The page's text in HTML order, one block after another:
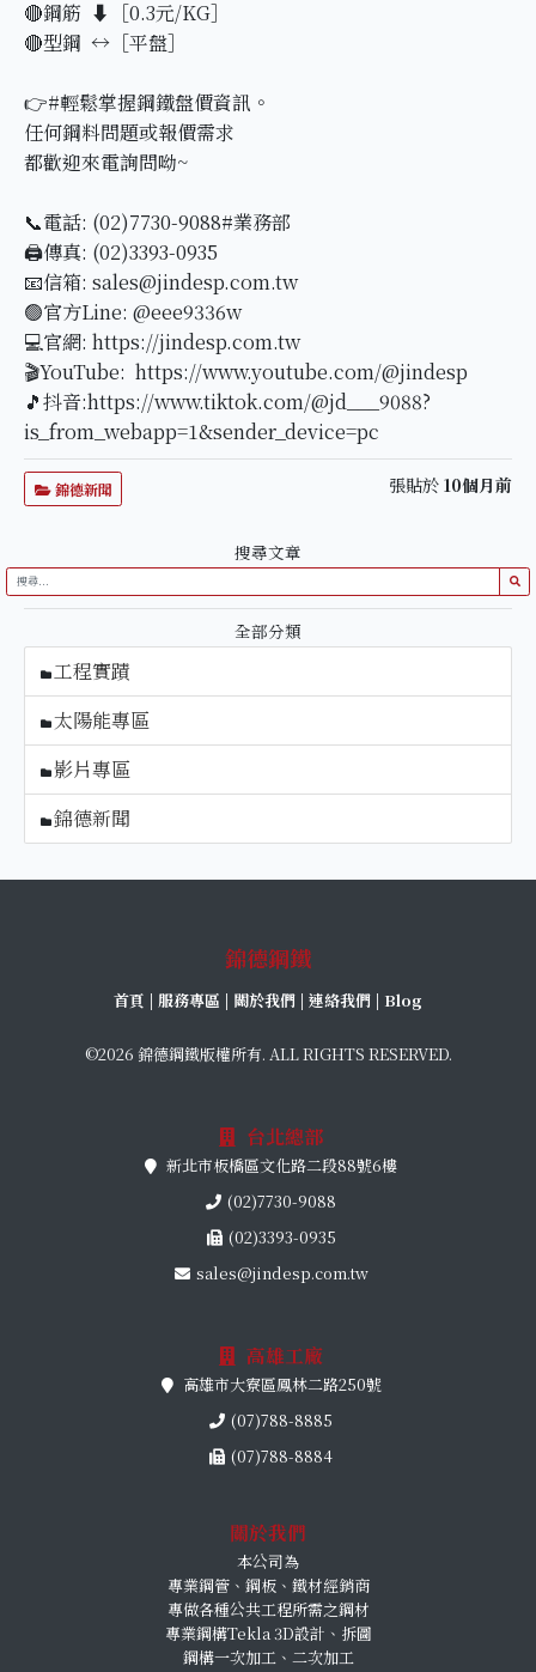
🔴鋼筋 ⬇️［0.3元/KG］
🔴型鋼 ↔️［平盤］
👉#輕鬆掌握鋼鐵盤價資訊。
任何鋼料問題或報價需求
都歡迎來電詢問呦~
📞電話: (02)7730-9088#業務部
🖨傳真: (02)3393-0935
📧信箱: sales@jindesp.com.tw
🟢官方Line: @eee9336w
💻官網: https://jindesp.com.tw
🎬YouTube: https://www.youtube.com/@jindesp
🎵抖音:https://www.tiktok.com/@jd___9088?
is_from_webapp=1&sender_device=pc
錦德新聞 張貼於 10個月前
搜尋文章
全部分類
工程實蹟
太陽能專區
影片專區
錦德新聞
錦德鋼鐵
首頁 | 服務專區 | 關於我們 | 連絡我們 | Blog
©2026 錦德鋼鐵版權所有. ALL RIGHTS RESERVED.
台北總部
新北市板橋區文化路二段88號6樓
(02)7730-9088
(02)3393-0935
sales@jindesp.com.tw
高雄工廠
高雄市大寮區鳳林二路250號
(07)788-8885
(07)788-8884
關於我們
本公司為
專業鋼管、鋼板、鐵材經銷商
專做各種公共工程所需之鋼材
專業鋼構Tekla 3D設計、拆圖
鋼構一次加工、二次加工